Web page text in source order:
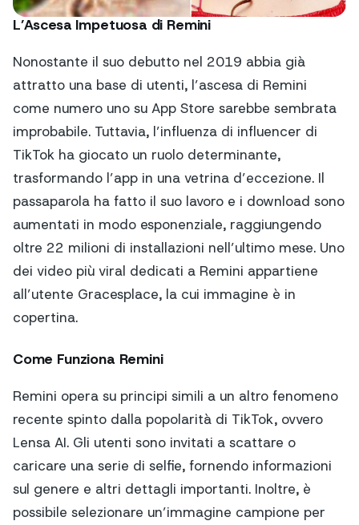
L’Ascesa Impetuosa di Remini
Nonostante il suo debutto nel 2019 abbia già
attratto una base di utenti, l’ascesa di Remini
come numero uno su App Store sarebbe sembrata
improbabile. Tuttavia, l’influenza di influencer di
TikTok ha giocato un ruolo determinante,
trasformando l’app in una vetrina d’eccezione. Il
passaparola ha fatto il suo lavoro e i download sono
aumentati in modo esponenziale, raggiungendo
oltre 22 milioni di installazioni nell’ultimo mese. Uno
dei video più viral dedicati a Remini appartiene
all’utente Gracesplace, la cui immagine è in
copertina.
Come Funziona Remini
Remini opera su principi simili a un altro fenomeno
recente spinto dalla popolarità di TikTok, ovvero
Lensa AI. Gli utenti sono invitati a scattare o
caricare una serie di selfie, fornendo informazioni
sul genere e altri dettagli importanti. Inoltre, è
possibile selezionare un’immagine campione per